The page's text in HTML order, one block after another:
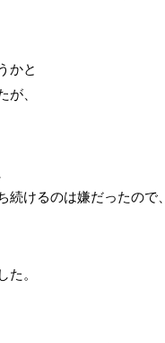
かと
が、
続けるのは嫌だったので、
た。